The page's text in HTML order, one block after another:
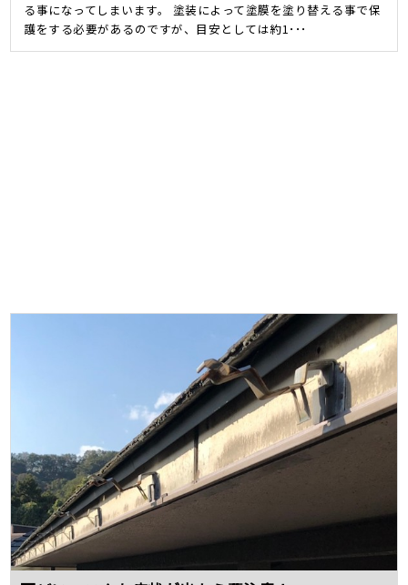
る事になってしまいます。 塗装によって塗膜を塗り替える事で保
護をする必要があるのですが、目安としては約1･･･